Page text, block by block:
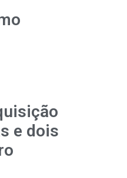
e dois